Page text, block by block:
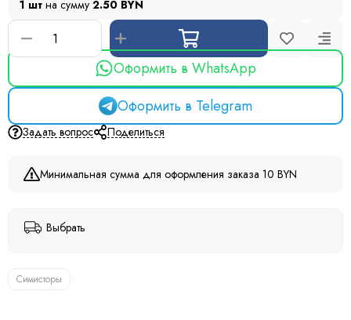
1 шт на сумму 2.50 BYN
Оформить в WhatsApp
Оформить в Telegram
Задать вопрос Поделиться
Минимальная сумма для оформления заказа 10 BYN
Выбрать
Симисторы